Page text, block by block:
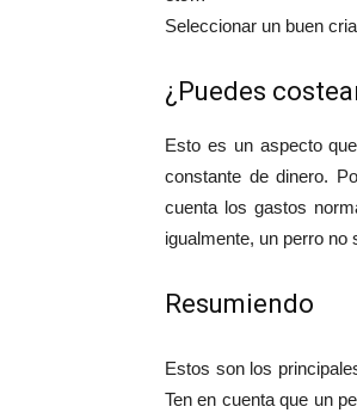
Seleccionar un buen
¿Puedes
Esto es un aspecto
constante de dinero.
cuenta los gastos
igualmente, un perro no
Resumiendo
Estos son los
Ten en cuenta que un